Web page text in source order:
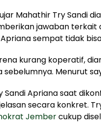
Mahathir Try Sandi
jawaban
sempat tidak
kurang koperatif,
Menurut
Sandi Apriana saat
secara konkret.
Jembercukup